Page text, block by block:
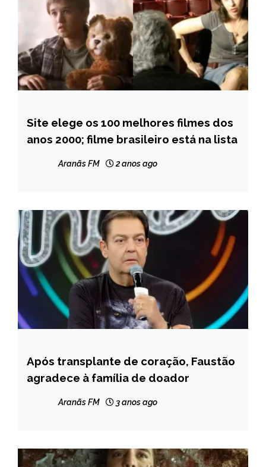
ENTRETENIMENTO
Site elege os 100 melhores filmes dos
anos 2000; filme brasileiro está na lista
Aranãs FM 2 anos ago
ENTRETENIMENTO
NOTÍCIAS
Após transplante de coração, Faustão
agradece à família de doador
Aranãs FM 3 anos ago